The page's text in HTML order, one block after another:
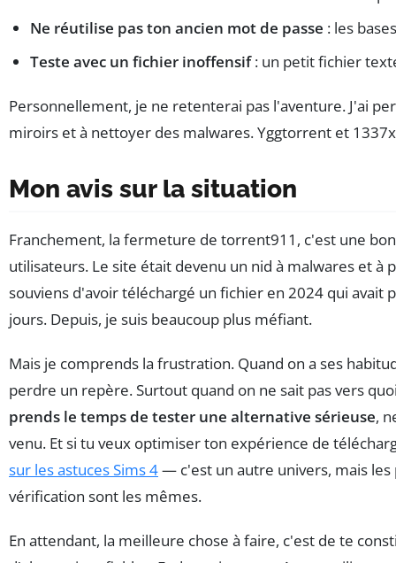
Ne réutilise pas ton ancien mot de passe : les
Teste avec un fichier inoffensif: un petit fichier
Personnellement, je ne retenterai pas l'aventure. J'ai
miroirs et à nettoyer des malwares. Yggtorrent et
Mon avis sur la situation
Franchement, la fermeture de torrent911, c'est une
utilisateurs. Le site était devenu un nid à malwares et à
souviens d'avoir téléchargé un fichier en 2024 qui avait
jours. Depuis, je suis beaucoup plus méfiant.
Mais je comprends la frustration. Quand on a ses
perdre un repère. Surtout quand on ne sait pas vers
prends le temps de tester une alternative sérieuse,
venu. Et si tu veux optimiser ton expérience de
sur les astuces Sims 4— c'est un autre univers, mais
vérification sont les mêmes.
En attendant, la meilleure chose à faire, c'est de te